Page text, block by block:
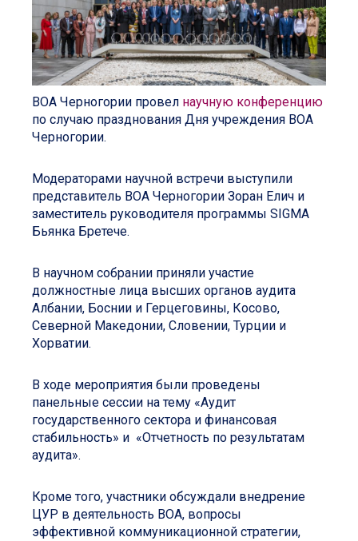
ВОА Черногории провел научную конференцию
по случаю празднования Дня учреждения ВОА
Черногории.
Модераторами научной встречи выступили
представитель ВОА Черногории Зоран Елич и
заместитель руководителя программы SIGMA
Бьянка Бретече.
В научном собрании приняли участие
должностные лица высших органов аудита
Албании, Боснии и Герцеговины, Косово,
Северной Македонии, Словении, Турции и
Хорватии.
В ходе мероприятия были проведены
панельные сессии на тему «Аудит
государственного сектора и финансовая
стабильность» и «Отчетность по результатам
аудита».
Кроме того, участники обсуждали внедрение
ЦУР в деятельность ВОА, вопросы
эффективной коммуникационной стратегии,